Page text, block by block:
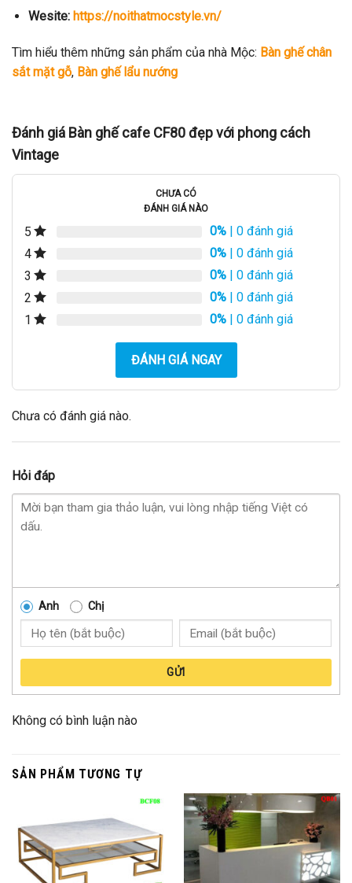
Wesite:https://noithatmocstyle.vn/
Tìm hiểu thêm những sản phẩm của nhà Mộc: Bàn ghế chân
sắt mặt gỗ, Bàn ghế lẩu nướng
Đánh giá Bàn ghế cafe CF80 đẹp với phong cách
Vintage
CHƯA CÓ
ĐÁNH GIÁ NÀO
5 0% | 0 đánh giá
4
0% | 0 đánh giá
3
0% | 0 đánh giá
2
0% | 0 đánh giá
1
0% | 0 đánh giá
ĐÁNH GIÁ NGAY
Chưa có đánh giá nào.
Hỏi đáp
Anh Chị
GỬI
Không có bình luận nào
SẢN PHẨM TƯƠNG TỰ